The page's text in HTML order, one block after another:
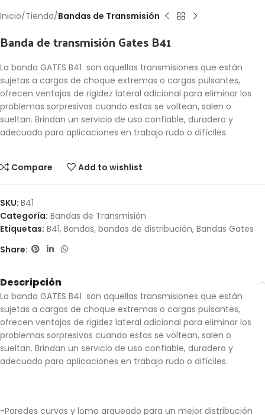
Inicio Tienda Bandas de Transmisión
Banda de transmisión Gates B41
La banda GATES B41 son aquellas transmisiones que están
sujetas a cargas de choque extremas o cargas pulsantes,
ofrecen ventajas de rigidez lateral adicional para eliminar los
problemas sorpresivos cuando estas se voltean, salen o
sueltan. Brindan un servicio de uso confiable, duradero y
adecuado para aplicaciones en trabajo rudo o difíciles.
Compare Add to wishlist
SKU: B41
Categoría: Bandas de Transmisión
Etiquetas: B41, Bandas, bandas de distribución, Bandas Gates
Share:
Descripción
La banda GATES B41 son aquellas transmisiones que están
sujetas a cargas de choque extremas o cargas pulsantes,
ofrecen ventajas de rigidez lateral adicional para eliminar los
problemas sorpresivos cuando estas se voltean, salen o
sueltan. Brindan un servicio de uso confiable, duradero y
adecuado para aplicaciones en trabajo rudo o difíciles.
-Paredes curvas y lomo arqueado para un mejor distribución